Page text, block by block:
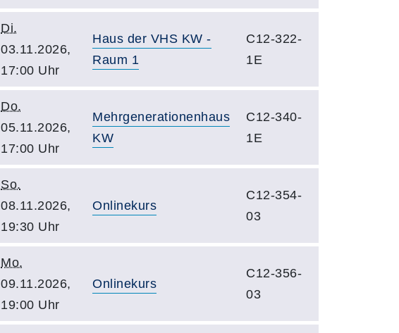
Di.
03.11.2026,
17:00 Uhr
Haus der VHS KW -
Raum 1
C12-322-
1E
Do.
05.11.2026,
17:00 Uhr
Mehrgenerationenhaus
KW
C12-340-
1E
So.
08.11.2026,
19:30 Uhr
Onlinekurs
C12-354-
03
Mo.
09.11.2026,
19:00 Uhr
Onlinekurs
C12-356-
03